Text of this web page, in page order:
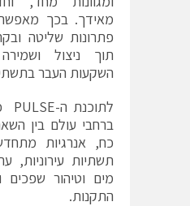
מאידך. בכך
פתרונות שליטה
תוך ניצול
השקעות העבר
ברחבי עולם בין
כח, אנרגיות
תשתיות עירוניות,
מים וטיהור שפכים
התקנות.